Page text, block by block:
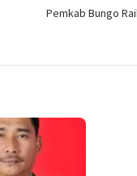
Pemkab Bungo